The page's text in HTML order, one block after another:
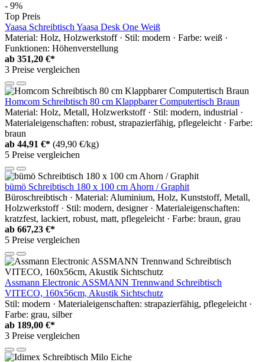
- 9%
Top Preis
Yaasa Schreibtisch Yaasa Desk One Weiß
Material: Holz, Holzwerkstoff · Stil: modern · Farbe: weiß ·
Funktionen: Höhenverstellung
ab 351,20 €*
3 Preise vergleichen
Homcom Schreibtisch 80 cm Klappbarer Computertisch Braun
Material: Holz, Metall, Holzwerkstoff · Stil: modern, industrial ·
Materialeigenschaften: robust, strapazierfähig, pflegeleicht · Farbe:
braun
ab 44,91 €* (49,90 €/kg)
5 Preise vergleichen
bümö Schreibtisch 180 x 100 cm Ahorn / Graphit
Büroschreibtisch · Material: Aluminium, Holz, Kunststoff, Metall,
Holzwerkstoff · Stil: modern, designer · Materialeigenschaften:
kratzfest, lackiert, robust, matt, pflegeleicht · Farbe: braun, grau
ab 667,23 €*
5 Preise vergleichen
Assmann Electronic ASSMANN Trennwand Schreibtisch
VITECO, 160x56cm, Akustik Sichtschutz
Stil: modern · Materialeigenschaften: strapazierfähig, pflegeleicht ·
Farbe: grau, silber
ab 189,00 €*
3 Preise vergleichen